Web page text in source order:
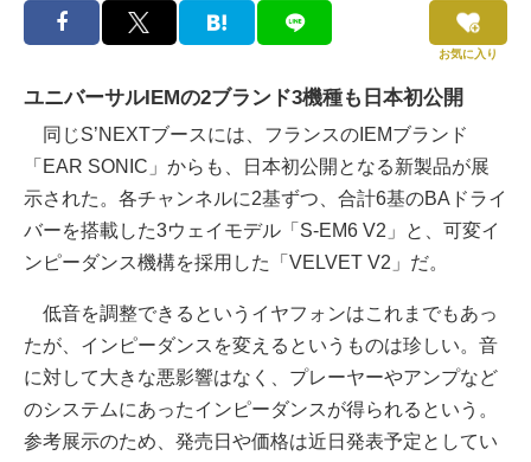
お気に入り
ユニバーサルIEMの2ブランド3機種も日本初公開
同じS’NEXTブースには、フランスのIEMブランド
「EAR SONIC」からも、日本初公開となる新製品が展
示された。各チャンネルに2基ずつ、合計6基のBAドライ
バーを搭載した3ウェイモデル「S-EM6 V2」と、可変イ
ンピーダンス機構を採用した「VELVET V2」だ。
低音を調整できるというイヤフォンはこれまでもあっ
たが、インピーダンスを変えるというものは珍しい。音
に対して大きな悪影響はなく、プレーヤーやアンプなど
のシステムにあったインピーダンスが得られるという。
参考展示のため、発売日や価格は近日発表予定としてい